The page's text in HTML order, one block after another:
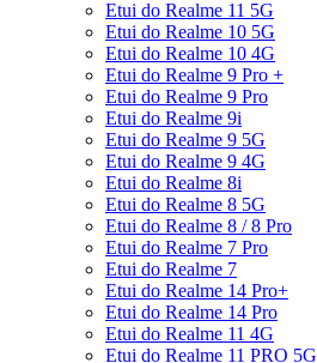
Etui do Realme 11 5G
Etui do Realme 10 5G
Etui do Realme 10 4G
Etui do Realme 9 Pro +
Etui do Realme 9 Pro
Etui do Realme 9i
Etui do Realme 9 5G
Etui do Realme 9 4G
Etui do Realme 8i
Etui do Realme 8 5G
Etui do Realme 8 / 8 Pro
Etui do Realme 7 Pro
Etui do Realme 7
Etui do Realme 14 Pro+
Etui do Realme 14 Pro
Etui do Realme 11 4G
Etui do Realme 11 PRO 5G